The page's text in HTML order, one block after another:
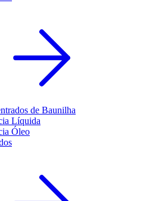
de Baunilha
Líquida
Óleo